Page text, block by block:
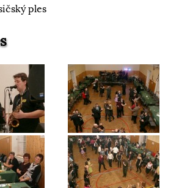
ples